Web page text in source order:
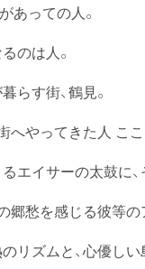
あっての人。
のは人。
らす街、鶴見。
へやってきた人 こ
エイサーの太鼓に
郷愁を感じる彼等
リズムと、心優し